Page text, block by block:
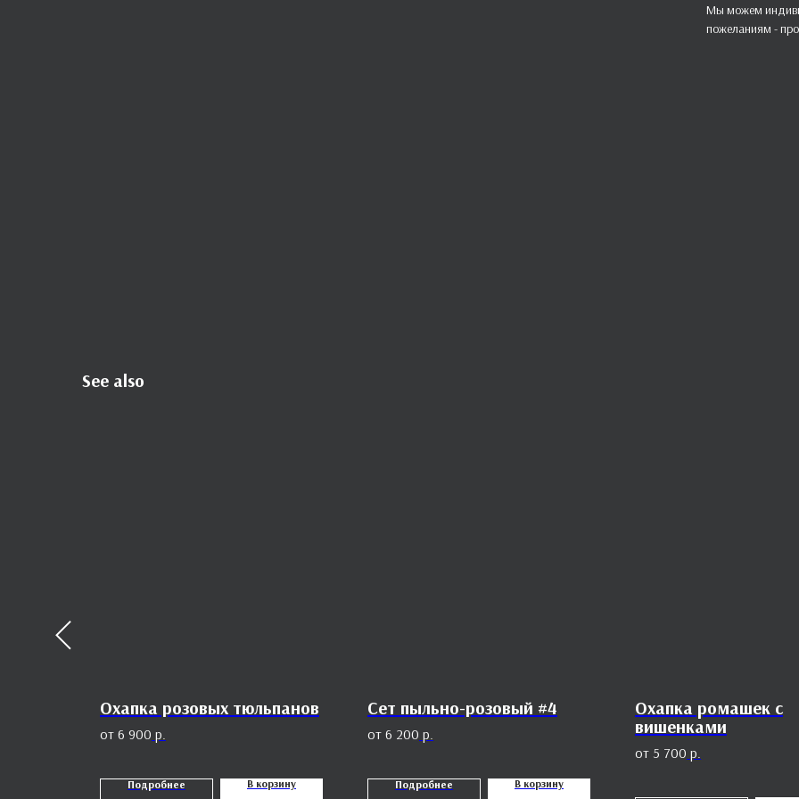
Мы можем
пожеланиям -
See also
Охапка розовых тюльпанов
6 900 р.
Подробнее В корзину
Сет пыльно-розовый #4
6 200 р.
Подробнее В корзину
Охапка ромашек с
вишенками
5 700 р.